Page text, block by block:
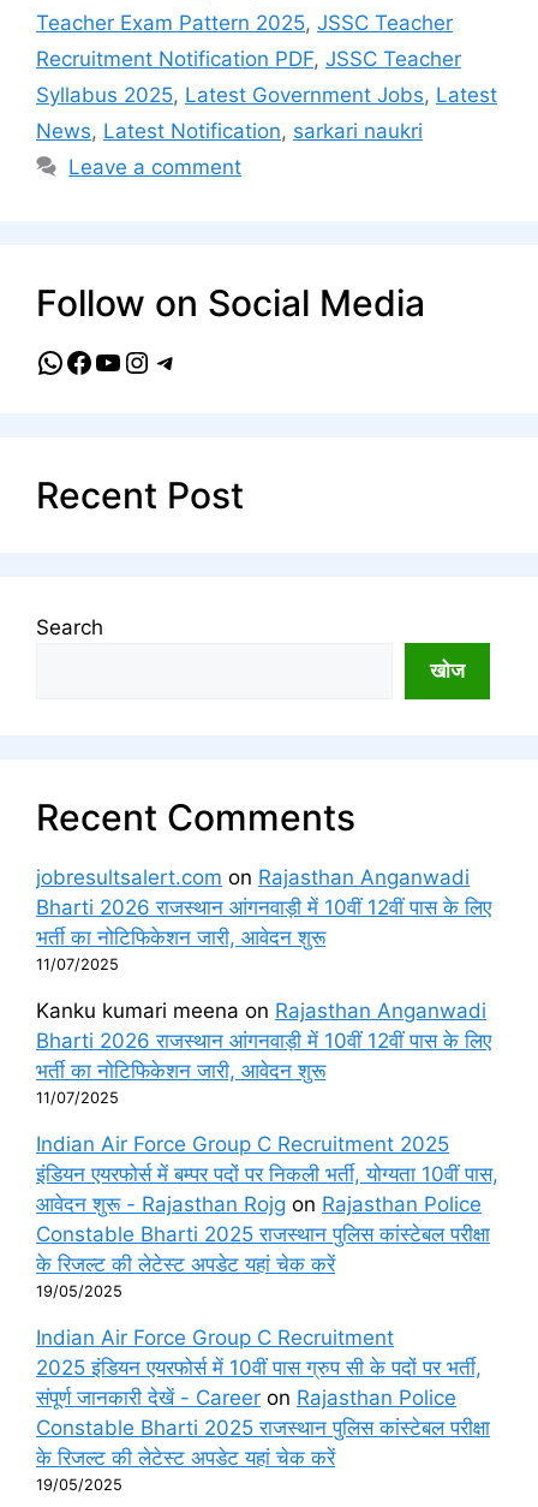
Teacher Exam Pattern 2025, JSSC Teacher
Recruitment Notification PDF, JSSC Teacher
Syllabus 2025, Latest Government Jobs, Latest
News, Latest Notification, sarkari naukri
Leave a comment
Follow on Social Media
WhatsApp
Facebook
YouTube
Instagram
Telegram
Recent Post
Search
खोज
Recent Comments
jobresultsalert.com on Rajasthan Anganwadi
Bharti 2026 राजस्थान आंगनवाड़ी में 10वीं 12वीं पास के लिए
भर्ती का नोटिफिकेशन जारी, आवेदन शुरू
11/07/2025
Kanku kumari meena on Rajasthan Anganwadi
Bharti 2026 राजस्थान आंगनवाड़ी में 10वीं 12वीं पास के लिए
भर्ती का नोटिफिकेशन जारी, आवेदन शुरू
11/07/2025
Indian Air Force Group C Recruitment 2025
इंडियन एयरफोर्स में बम्पर पदों पर निकली भर्ती, योग्यता 10वीं पास,
आवेदन शुरू - Rajasthan Rojg on Rajasthan Police
Constable Bharti 2025 राजस्थान पुलिस कांस्टेबल परीक्षा
के रिजल्ट की लेटेस्ट अपडेट यहां चेक करें
19/05/2025
Indian Air Force Group C Recruitment
2025 इंडियन एयरफोर्स में 10वीं पास ग्रुप सी के पदों पर भर्ती,
संपूर्ण जानकारी देखें - Career on Rajasthan Police
Constable Bharti 2025 राजस्थान पुलिस कांस्टेबल परीक्षा
के रिजल्ट की लेटेस्ट अपडेट यहां चेक करें
19/05/2025